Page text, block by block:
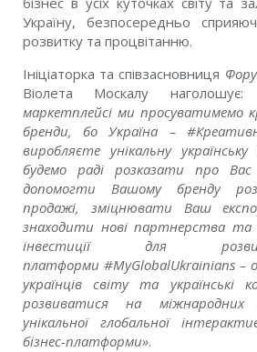
Україну, безпосередньо
розвитку та процвітанню.
Iніціаторка та співзасновниця
Віолета Москалу
маркетплейсі ми просуватимемо
бренди, бо Україна –
виробляєте унікальну
будемо раді розказати про
допомогти Вашому бренду
продажі, зміцнювати Ваш
знаходити нові партнерства та
інвестиції для
платформи #MyGlobalUkrainians –
українців світу та українські
розвиватися на
унікальної глобальної
бізнес-платформи».